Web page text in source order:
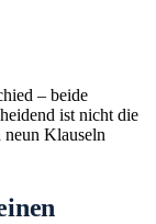
– beide
ist nicht die
neun Klauseln